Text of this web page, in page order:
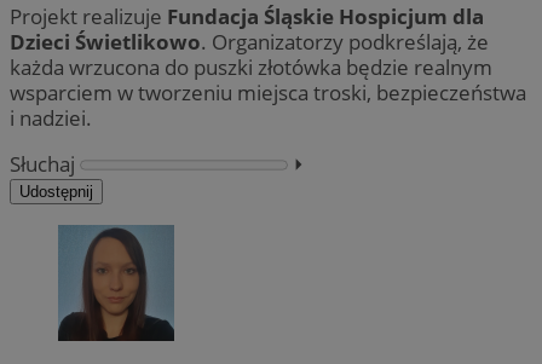
Projekt realizuje Fundacja Śląskie Hospicjum dla
Dzieci Świetlikowo. Organizatorzy podkreślają, że
każda wrzucona do puszki złotówka będzie realnym
wsparciem w tworzeniu miejsca troski, bezpieczeństwa
i nadziei.
Słuchaj
⏵︎
Udostępnij